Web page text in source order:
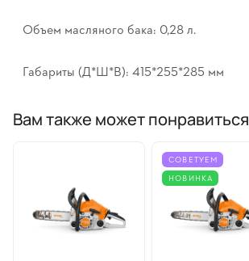
Объем масляного бака: 0,28 л.
Габариты (Д*Ш*В): 415*255*285 мм
Вам также может понравиться
СОВЕТУЕМ
НОВИНКА